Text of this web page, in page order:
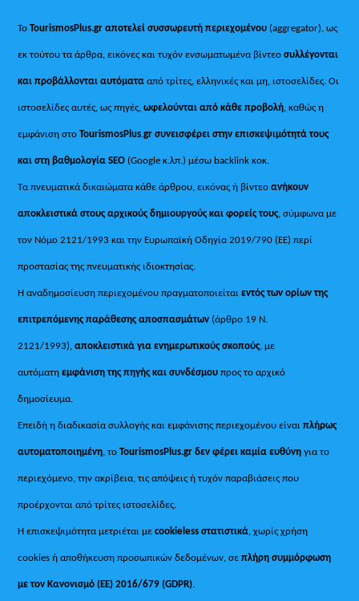
ΤοTourismosPlus.gr αποτελεί συσσωρευτή περιεχομένου (aggregator), ως
εκ τούτου τα άρθρα, εικόνες και τυχόν ενσωματωμένα βίντεοσυλλέγονται
και προβάλλονται αυτόματααπό τρίτες, ελληνικές και μη, ιστοσελίδες. Οι
ιστοσελίδες αυτές, ως πηγές,ωφελούνται από κάθε προβολή, καθώς η
εμφάνιση στοTourismosPlus.gr συνεισφέρει στην επισκεψιμότητά τους
και στη βαθμολογία SEO (Google κ.λπ.) μέσω backlink κοκ.
Τα πνευματικά δικαιώματα κάθε άρθρου, εικόνας ή βίντεοανήκουν
αποκλειστικά στους αρχικούς δημιουργούς και φορείς τους, σύμφωνα με
τον Νόμο 2121/1993 και την Ευρωπαϊκή Οδηγία 2019/790 (ΕΕ) περί
προστασίας της πνευματικής ιδιοκτησίας.
Η αναδημοσίευση περιεχομένου πραγματοποιείταιεντός των ορίων της
επιτρεπόμενης παράθεσης αποσπασμάτων (άρθρο 19 Ν.
2121/1993), αποκλειστικά για ενημερωτικούς σκοπούς, με
αυτόματηεμφάνιση της πηγής και συνδέσμου προς το αρχικό
δημοσίευμα.
Επειδή η διαδικασία συλλογής και εμφάνισης περιεχομένου είναιπλήρως
αυτοματοποιημένη, τοTourismosPlus.gr δεν φέρει καμία ευθύνη για το
περιεχόμενο, την ακρίβεια, τις απόψεις ή τυχόν παραβιάσεις που
προέρχονται από τρίτες ιστοσελίδες.
Η επισκεψιμότητα μετριέται μεcookieless στατιστικά, χωρίς χρήση
cookies ή αποθήκευση προσωπικών δεδομένων, σεπλήρη συμμόρφωση
με τον Κανονισμό (ΕΕ) 2016/679 (GDPR).